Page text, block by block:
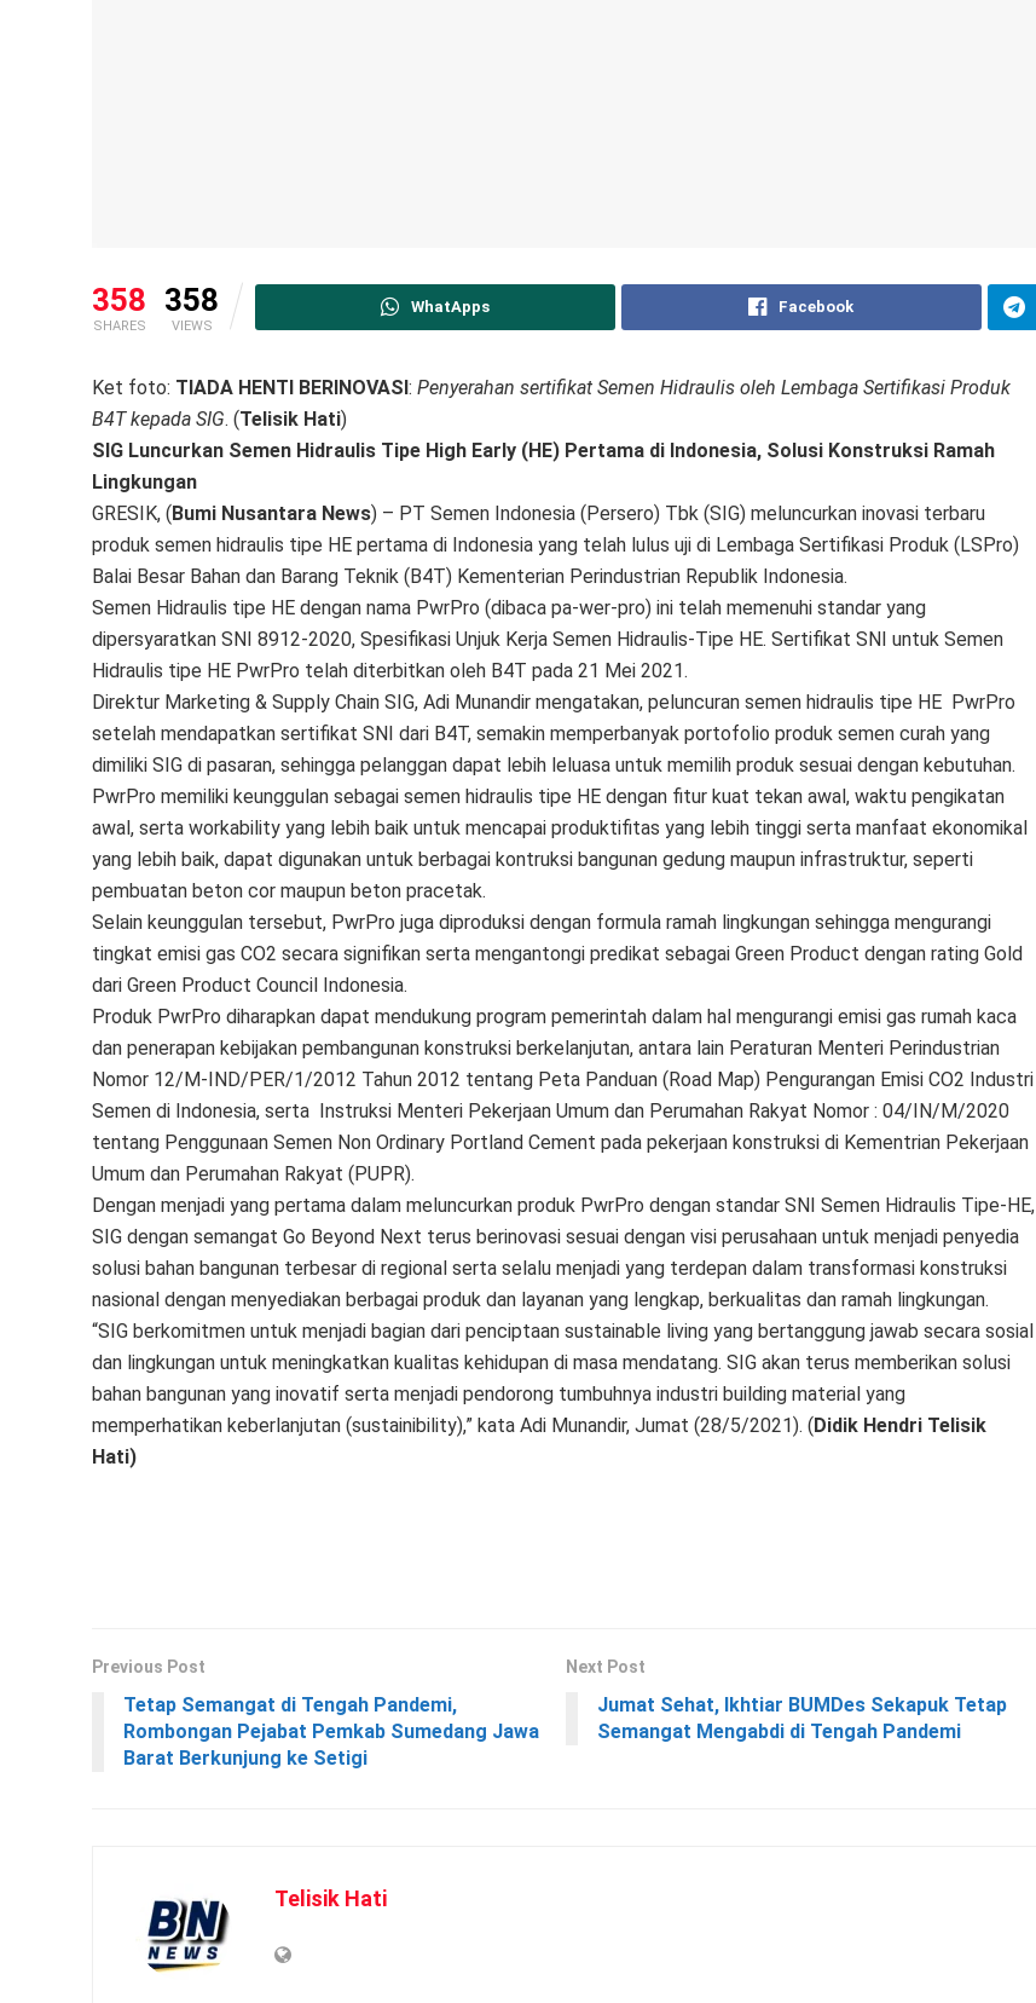
358
SHARES
358
VIEWS
WhatApps Facebook
Ket foto: TIADA HENTI BERINOVASI: Penyerahan sertifikat Semen Hidraulis oleh Lembaga Sertifikasi Produk
B4T kepada SIG. (Telisik Hati)
SIG Luncurkan Semen Hidraulis Tipe High Early (HE) Pertama di Indonesia, Solusi Konstruksi Ramah
Lingkungan
GRESIK, (Bumi Nusantara News) – PT Semen Indonesia (Persero) Tbk (SIG) meluncurkan inovasi terbaru
produk semen hidraulis tipe HE pertama di Indonesia yang telah lulus uji di Lembaga Sertifikasi Produk (LSPro)
Balai Besar Bahan dan Barang Teknik (B4T) Kementerian Perindustrian Republik Indonesia.
Semen Hidraulis tipe HE dengan nama PwrPro (dibaca pa-wer-pro) ini telah memenuhi standar yang
dipersyaratkan SNI 8912-2020, Spesifikasi Unjuk Kerja Semen Hidraulis-Tipe HE. Sertifikat SNI untuk Semen
Hidraulis tipe HE PwrPro telah diterbitkan oleh B4T pada 21 Mei 2021.
Direktur Marketing & Supply Chain SIG, Adi Munandir mengatakan, peluncuran semen hidraulis tipe HE PwrPro
setelah mendapatkan sertifikat SNI dari B4T, semakin memperbanyak portofolio produk semen curah yang
dimiliki SIG di pasaran, sehingga pelanggan dapat lebih leluasa untuk memilih produk sesuai dengan kebutuhan.
PwrPro memiliki keunggulan sebagai semen hidraulis tipe HE dengan fitur kuat tekan awal, waktu pengikatan
awal, serta workability yang lebih baik untuk mencapai produktifitas yang lebih tinggi serta manfaat ekonomikal
yang lebih baik, dapat digunakan untuk berbagai kontruksi bangunan gedung maupun infrastruktur, seperti
pembuatan beton cor maupun beton pracetak.
Selain keunggulan tersebut, PwrPro juga diproduksi dengan formula ramah lingkungan sehingga mengurangi
tingkat emisi gas CO2 secara signifikan serta mengantongi predikat sebagai Green Product dengan rating Gold
dari Green Product Council Indonesia.
Produk PwrPro diharapkan dapat mendukung program pemerintah dalam hal mengurangi emisi gas rumah kaca
dan penerapan kebijakan pembangunan konstruksi berkelanjutan, antara lain Peraturan Menteri Perindustrian
Nomor 12/M-IND/PER/1/2012 Tahun 2012 tentang Peta Panduan (Road Map) Pengurangan Emisi CO2 Industri
Semen di Indonesia, serta Instruksi Menteri Pekerjaan Umum dan Perumahan Rakyat Nomor : 04/IN/M/2020
tentang Penggunaan Semen Non Ordinary Portland Cement pada pekerjaan konstruksi di Kementrian Pekerjaan
Umum dan Perumahan Rakyat (PUPR).
Dengan menjadi yang pertama dalam meluncurkan produk PwrPro dengan standar SNI Semen Hidraulis Tipe-HE,
SIG dengan semangat Go Beyond Next terus berinovasi sesuai dengan visi perusahaan untuk menjadi penyedia
solusi bahan bangunan terbesar di regional serta selalu menjadi yang terdepan dalam transformasi konstruksi
nasional dengan menyediakan berbagai produk dan layanan yang lengkap, berkualitas dan ramah lingkungan.
“SIG berkomitmen untuk menjadi bagian dari penciptaan sustainable living yang bertanggung jawab secara sosial
dan lingkungan untuk meningkatkan kualitas kehidupan di masa mendatang. SIG akan terus memberikan solusi
bahan bangunan yang inovatif serta menjadi pendorong tumbuhnya industri building material yang
memperhatikan keberlanjutan (sustainibility),” kata Adi Munandir, Jumat (28/5/2021). (Didik Hendri Telisik
Hati)
Previous Post
Tetap Semangat di Tengah Pandemi,
Rombongan Pejabat Pemkab Sumedang Jawa
Barat Berkunjung ke Setigi
Next Post
Jumat Sehat, Ikhtiar BUMDes Sekapuk Tetap
Semangat Mengabdi di Tengah Pandemi
Telisik Hati